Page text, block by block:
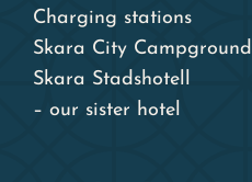
Charging stations
Skara City Campground
Skara Stadshotell
– our sister hotel